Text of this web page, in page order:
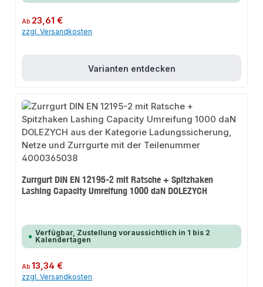
Regulärer Preis:
Ab 23,61 €
zzgl. Versandkosten
Varianten entdecken
Zurrgurt DIN EN 12195-2 mit Ratsche + Spitzhaken
Lashing Capacity Umreifung 1000 daN DOLEZYCH
Verfügbar, Zustellung voraussichtlich in 1 bis 2
Kalendertagen
Regulärer Preis:
Ab13,34 €
zzgl. Versandkosten